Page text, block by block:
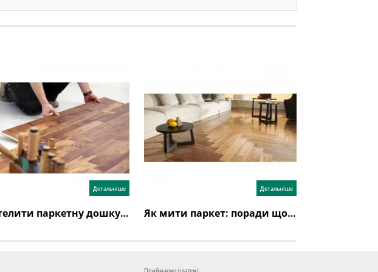
Детальніше
Як стелити паркетну дошку: інструкція з укладання
Детальніше
Як мити паркет: поради щодо догляду за паркетною дошкою